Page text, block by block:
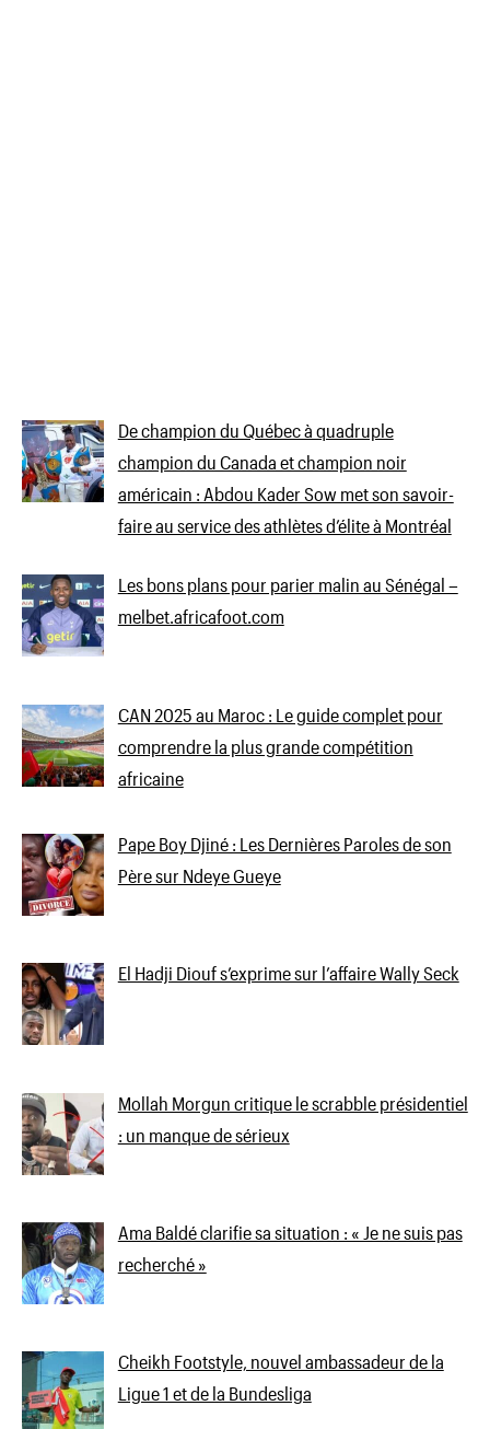
De champion du Québec à quadruple
champion du Canada et champion noir
américain : Abdou Kader Sow met son savoir-
faire au service des athlètes d’élite à Montréal
Les bons plans pour parier malin au Sénégal –
melbet.africafoot.com
CAN 2025 au Maroc : Le guide complet pour
comprendre la plus grande compétition
africaine
Pape Boy Djiné : Les Dernières Paroles de son
Père sur Ndeye Gueye
El Hadji Diouf s’exprime sur l’affaire Wally Seck
Mollah Morgun critique le scrabble présidentiel
: un manque de sérieux
Ama Baldé clarifie sa situation : « Je ne suis pas
recherché »
Cheikh Footstyle, nouvel ambassadeur de la
Ligue 1 et de la Bundesliga